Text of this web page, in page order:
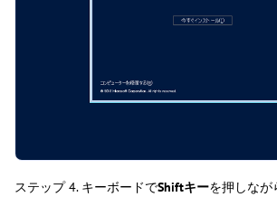
ステップ 4. キーボードでShiftキーを押しなが